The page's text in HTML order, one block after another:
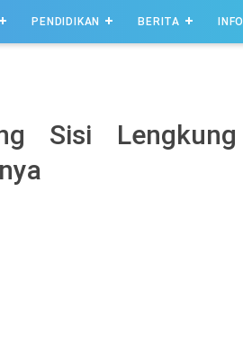
PENDIDIKAN BERITA INFO
Sisi Lengkung